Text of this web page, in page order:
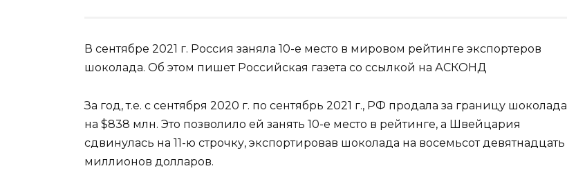
В сентябре 2021 г. Россия заняла 10-е место в мировом рейтинге экспортеров
шоколада. Об этом пишет Российская газета со ссылкой на АСКОНД
За год, т.е. с сентября 2020 г. по сентябрь 2021 г., РФ продала за границу шоколада
на $838 млн. Это позволило ей занять 10-е место в рейтинге, а Швейцария
сдвинулась на 11-ю строчку, экспортировав шоколада на восемьсот девятнадцать
миллионов долларов.